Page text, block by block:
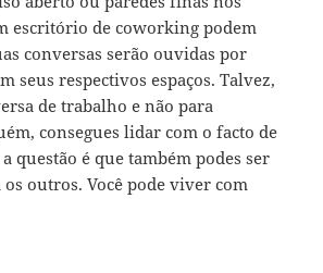
escritório de coworking podem
conversas serão ouvidas por
seus respectivos espaços. Talvez,
de trabalho e não para
consegues lidar com o facto de
questão é que também podes ser
outros. Você pode viver com